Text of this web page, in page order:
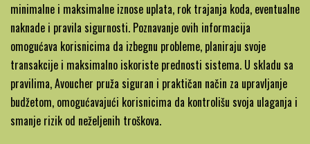
minimalne i maksimalne iznose uplata, rok trajanja koda, eventualne
naknade i pravila sigurnosti. Poznavanje ovih informacija
omogućava korisnicima da izbegnu probleme, planiraju svoje
transakcije i maksimalno iskoriste prednosti sistema. U skladu sa
pravilima, Avoucher pruža siguran i praktičan način za upravljanje
budžetom, omogućavajući korisnicima da kontrolišu svoja ulaganja i
smanje rizik od neželjenih troškova.